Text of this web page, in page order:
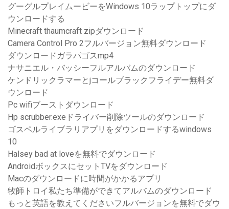
グーグルプレイムービーをWindows 10ラップトップにダ
ウンロードする
Minecraft thaumcraft zipダウンロード
Camera Control Pro 2フルバージョン無料ダウンロード
ダウンロードガラパゴスmp4
ナサニエル・バッシーフルアルバムのダウンロード
ケンドリックラマーとjコールブラックフライデー無料ダ
ウンロード
Pc wifiブーストダウンロード
Hp scrubber.exeドライバー削除ツールのダウンロード
ゴスペルライブラリアプリをダウンロードするwindows
10
Halsey bad at loveを無料でダウンロード
AndroidボックスにセットTVをダウンロード
Macのダウンロードに時間がかかるアプリ
牧師トロイ私たち準備ができてアルバムのダウンロード
もっと英語を教えてくださいフルバージョンを無料でダウ